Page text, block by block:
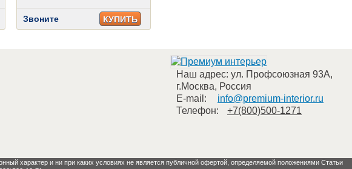
Звоните КУПИТЬ
Наш адрес: ул. Профсоюзная 93А,
г.Москва, Россия
E-mail:
info@premium-interior.ru
Телефон:
+7(800)500-1271
характер и ни при каких условиях не является публичной офертой, определяемой положениями Статьи